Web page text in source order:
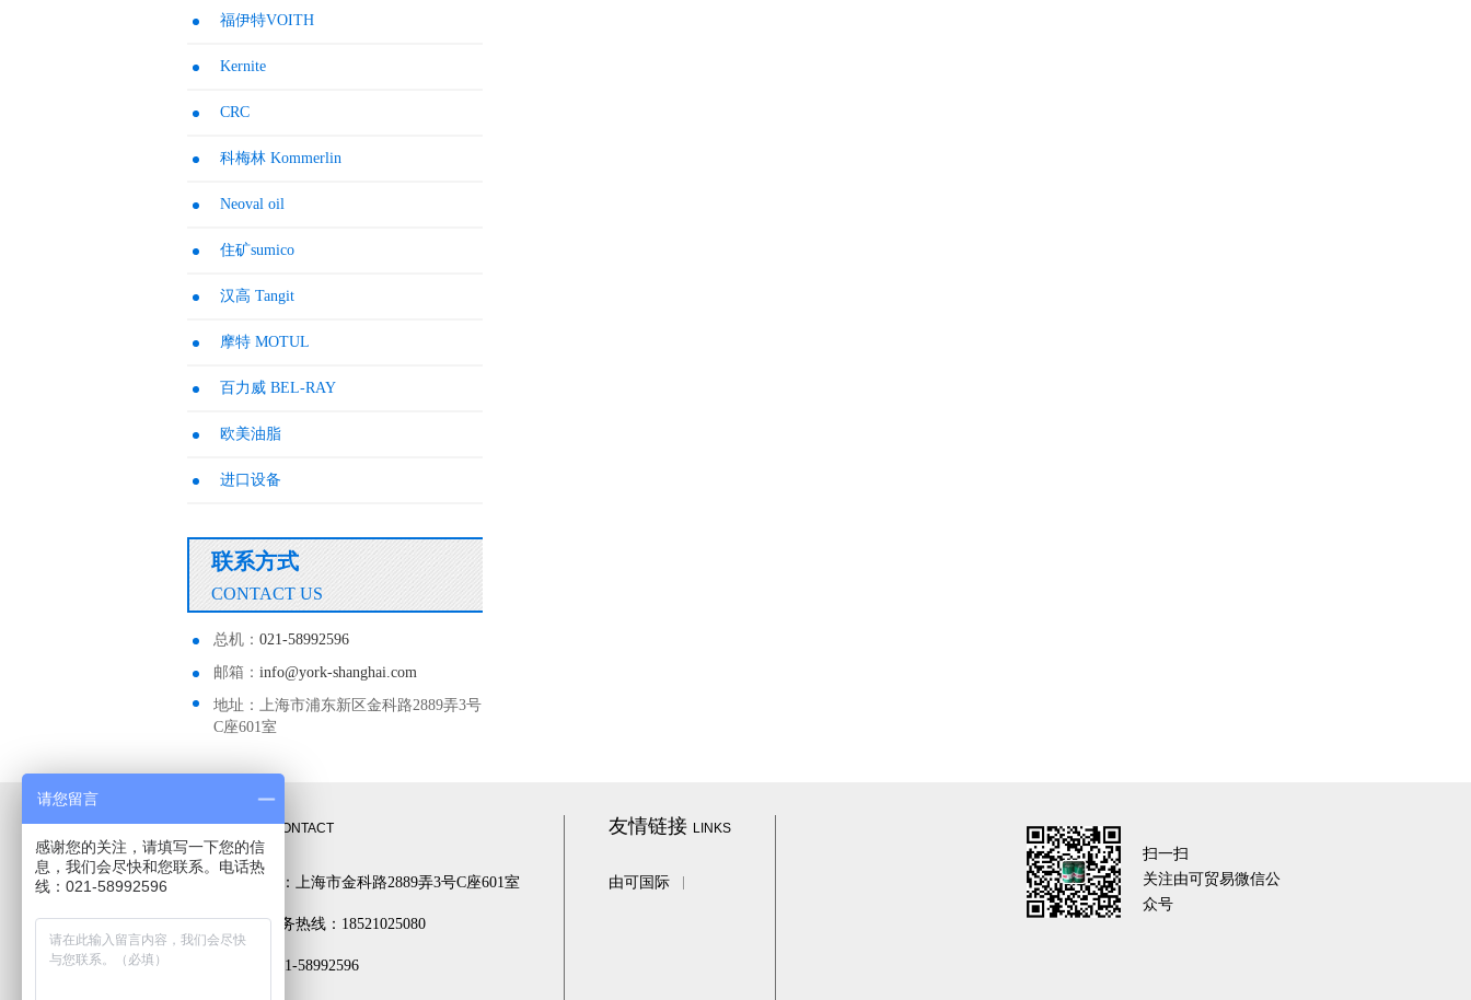
福伊特VOITH
Kernite
CRC
科梅林 Kommerlin
Neoval oil
住矿sumico
汉高 Tangit
摩特 MOTUL
百力威 BEL-RAY
欧美油脂
进口设备
联系方式
CONTACT US
总机： 021-58992596
邮箱： info@york-shanghai.com
地址：上海市浦东新区金科路2889弄3号
C座601室
联系方式CONTACT
公司地址：上海市金科路2889弄3号C座601室
24小时服务热线：18521025080
电话： 021-58992596
友情链接 LINKS
由可国际
扫一扫
关注由可贸易微信公
众号
请您留言
感谢您的关注，请填写一下您的信
息，我们会尽快和您联系。电话热
线：021-58992596